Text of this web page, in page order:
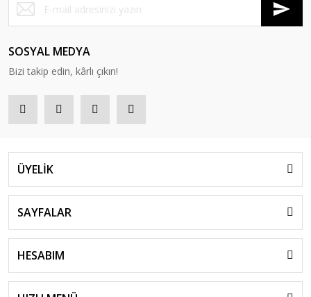
SOSYAL MEDYA
Bizi takip edin, kârlı çıkın!
ÜYELİK
SAYFALAR
HESABIM